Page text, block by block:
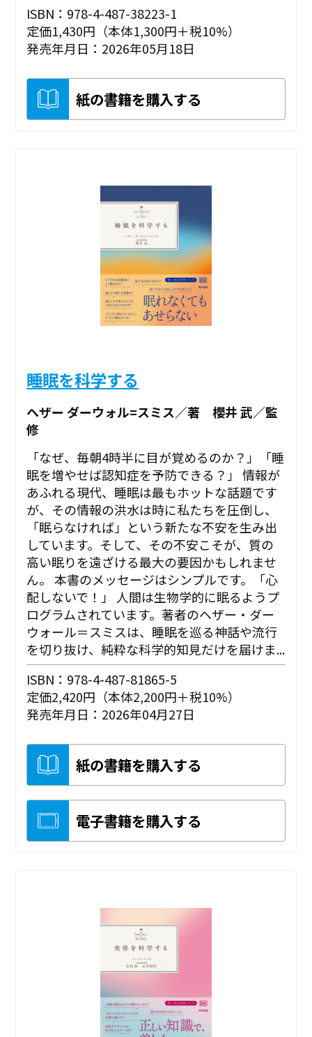
ISBN：978-4-487-38223-1
定価1,430円（本体1,300円＋税10%）
発売年月日：2026年05月18日
紙の書籍を購入する
睡眠を科学する
ヘザー ダーウォル=スミス／著 櫻井 武／監
修
「なぜ、毎朝4時半に目が覚めるのか？」「睡
眠を増やせば認知症を予防できる？」 情報が
あふれる現代、睡眠は最もホットな話題です
が、その情報の洪水は時に私たちを圧倒し、
「眠らなければ」という新たな不安を生み出
しています。そして、その不安こそが、質の
高い眠りを遠ざける最大の要因かもしれませ
ん。 本書のメッセージはシンプルです。「心
配しないで！」 人間は生物学的に眠るようプ
ログラムされています。著者のヘザー・ダー
ウォール＝スミスは、睡眠を巡る神話や流行
を切り抜け、純粋な科学的知見だけを届けま...
ISBN：978-4-487-81865-5
定価2,420円（本体2,200円＋税10%）
発売年月日：2026年04月27日
紙の書籍を購入する
電子書籍を購入する